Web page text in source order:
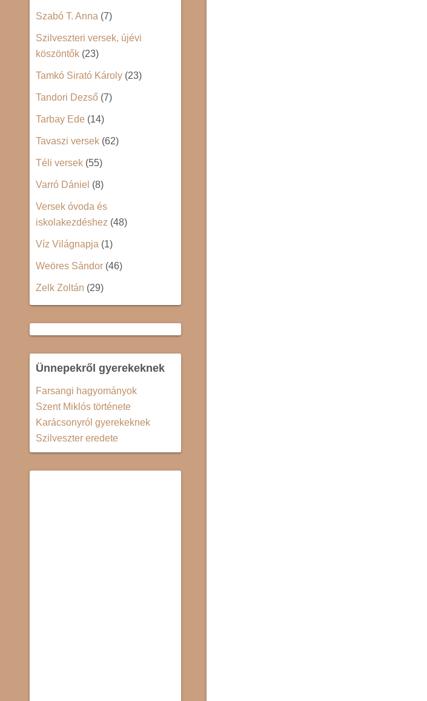
Szabó T. Anna (7)
Szilveszteri versek, újévi
köszöntők (23)
Tamkó Sirató Károly (23)
Tandori Dezső (7)
Tarbay Ede (14)
Tavaszi versek (62)
Téli versek (55)
Varró Dániel (8)
Versek óvoda és
iskolakezdéshez (48)
Víz Világnapja (1)
Weöres Sándor (46)
Zelk Zoltán (29)
Ünnepekről gyerekeknek
Farsangi hagyományok
Szent Miklós története
Karácsonyról gyerekeknek
Szilveszter eredete